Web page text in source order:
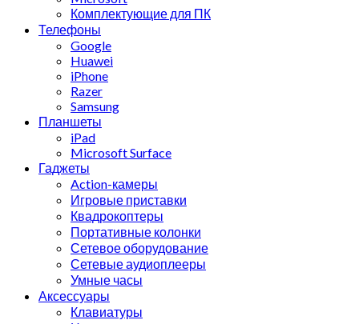
Комплектующие для ПК
Телефоны
Google
Huawei
iPhone
Razer
Samsung
Планшеты
iPad
Microsoft Surface
Гаджеты
Action-камеры
Игровые приставки
Квадрокоптеры
Портативные колонки
Сетевое оборудование
Сетевые аудиоплееры
Умные часы
Аксессуары
Клавиатуры